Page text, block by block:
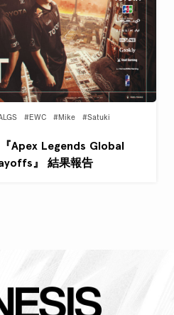
#EWC #Mike
#Satuki
『Apex Legends Global
』 結果報告